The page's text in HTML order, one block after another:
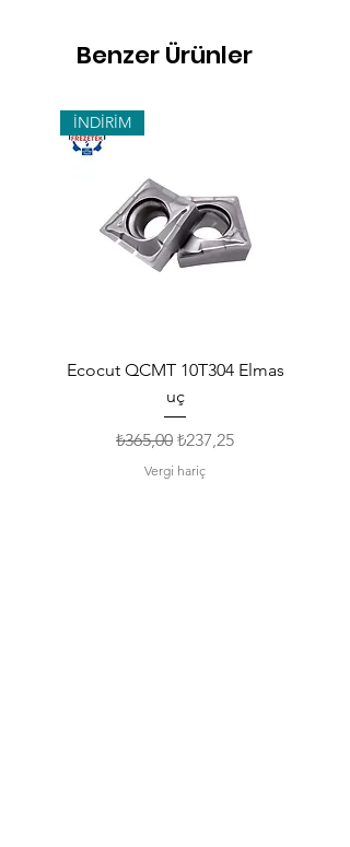
Benzer Ürünler
İNDİRİM
Ecocut QCMT 10T304 Elmas
uç
Normal Fiyat
₺365,00 İndirimli Fiyat
₺237,25
Vergi hariç